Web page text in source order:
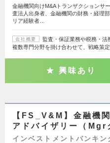
金融機関向けM&Aトランザクションサ
査法人出身者、金融機関の財務・経理
リア経験者…
会社概要
監査・保証業務や税務・法
複数専門分野を掛け合わせて、戦略策
興味あり
【FS_V&M】金融機
アドバイザリー（Mgr
インベストメントバンキ